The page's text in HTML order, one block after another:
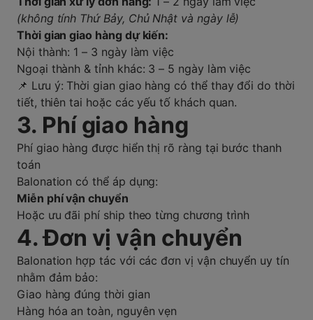
(không tính Thứ Bảy, Chủ Nhật và ngày lễ)
Thời gian giao hàng dự kiến:
Nội thành: 1 – 3 ngày làm việc
Ngoại thành & tỉnh khác: 3 – 5 ngày làm việc
📌 Lưu ý: Thời gian giao hàng có thể thay đổi do thời
tiết, thiên tai hoặc các yếu tố khách quan.
3. Phí giao hàng
Phí giao hàng được hiển thị rõ ràng tại bước thanh
toán
Balonation có thể áp dụng:
Miễn phí vận chuyển
Hoặc ưu đãi phí ship theo từng chương trình
4. Đơn vị vận chuyển
Balonation hợp tác với các đơn vị vận chuyển uy tín
nhằm đảm bảo:
Giao hàng đúng thời gian
Hàng hóa an toàn, nguyên vẹn